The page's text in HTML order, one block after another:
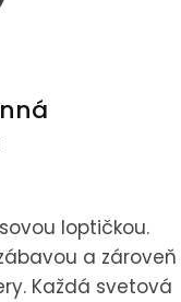
loptičkou.
a zároveň
Každá svetová